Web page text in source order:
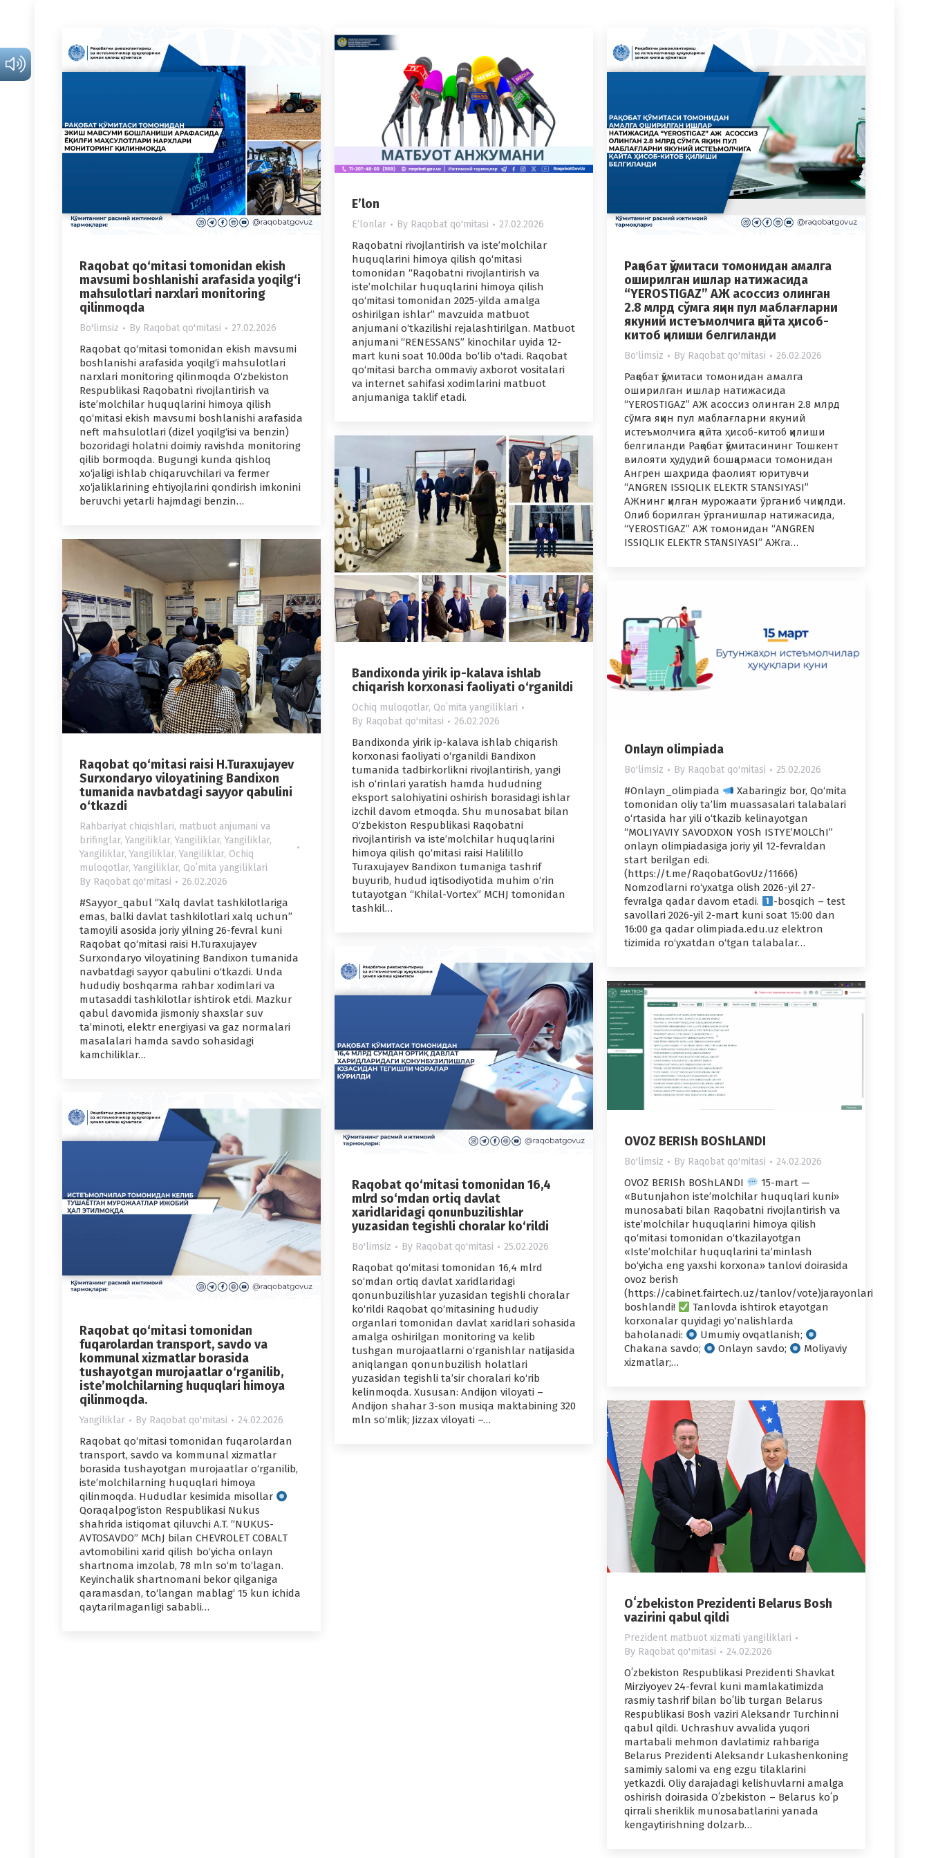
Raqobat qo‘mitasi tomonidan ekish
mavsumi boshlanishi arafasida yoqilg‘i
mahsulotlari narxlari monitoring
qilinmoqda
Bo'limsiz By Raqobat qo'mitasi 27.02.2026
Raqobat qo‘mitasi tomonidan ekish mavsumi
boshlanishi arafasida yoqilg‘i mahsulotlari
narxlari monitoring qilinmoqda O‘zbekiston
Respublikasi Raqobatni rivojlantirish va
iste’molchilar huquqlarini himoya qilish
qo‘mitasi ekish mavsumi boshlanishi arafasida
neft mahsulotlari (dizel yoqilg‘isi va benzin)
bozoridagi holatni doimiy ravishda monitoring
qilib bormoqda. Bugungi kunda qishloq
xo‘jaligi ishlab chiqaruvchilari va fermer
xo‘jaliklarining ehtiyojlarini qondirish imkonini
beruvchi yetarli hajmdagi benzin…
E’lon
Eʼlonlar By Raqobat qo'mitasi 27.02.2026
Raqobatni rivojlantirish va iste’molchilar
huquqlarini himoya qilish qo‘mitasi
tomonidan “Raqobatni rivojlantirish va
iste’molchilar huquqlarini himoya qilish
qo‘mitasi tomonidan 2025-yilda amalga
oshirilgan ishlar” mavzuida matbuot
anjumani o‘tkazilishi rejalashtirilgan. Matbuot
anjumani “RENESSANS” kinochilar uyida 12-
mart kuni soat 10.00da bo‘lib o‘tadi. Raqobat
qo‘mitasi barcha ommaviy axborot vositalari
va internet sahifasi xodimlarini matbuot
anjumaniga taklif etadi.
Рақобат қўмитаси томонидан амалга
оширилган ишлар натижасида
“YEROSTIGAZ” АЖ асоссиз олинган
2.8 млрд сўмга яқин пул маблағларни
якуний истеъмолчига қайта ҳисоб-
китоб қилиши белгиланди
Bo'limsiz By Raqobat qo'mitasi 26.02.2026
Рақобат қўмитаси томонидан амалга
оширилган ишлар натижасида
“YEROSTIGAZ” АЖ асоссиз олинган 2.8 млрд
сўмга яқин пул маблағларни якуний
истеъмолчига қайта ҳисоб-китоб қилиши
белгиланди Рақобат қўмитасининг Тошкент
вилояти ҳудудий бошқармаси томонидан
Ангрен шаҳрида фаолият юритувчи
“ANGREN ISSIQLIK ELEKTR STANSIYASI”
АЖнинг қилган мурожаати ўрганиб чиқилди.
Олиб борилган ўрганишлар натижасида,
“YEROSTIGAZ” АЖ томонидан “ANGREN
ISSIQLIK ELEKTR STANSIYASI” АЖга…
Bandixonda yirik ip-kalava ishlab
chiqarish korxonasi faoliyati o‘rganildi
Ochiq muloqotlar, Qoʻmita yangiliklari
By Raqobat qo'mitasi 26.02.2026
Bandixonda yirik ip-kalava ishlab chiqarish
korxonasi faoliyati o‘rganildi Bandixon
tumanida tadbirkorlikni rivojlantirish, yangi
ish o‘rinlari yaratish hamda hududning
eksport salohiyatini oshirish borasidagi ishlar
izchil davom etmoqda. Shu munosabat bilan
O‘zbekiston Respublikasi Raqobatni
rivojlantirish va iste’molchilar huquqlarini
himoya qilish qo‘mitasi raisi Halilillo
Turaxujayev Bandixon tumaniga tashrif
buyurib, hudud iqtisodiyotida muhim o‘rin
tutayotgan “Khilal-Vortex” MCHJ tomonidan
tashkil…
Raqobat qo‘mitasi raisi H.Turaxujayev
Surxondaryo viloyatining Bandixon
tumanida navbatdagi sayyor qabulini
o‘tkazdi
Rahbariyat chiqishlari, matbuot anjumani va
brifinglar, Yangiliklar, Yangiliklar, Yangiliklar,
Yangiliklar, Yangiliklar, Yangiliklar, Ochiq
muloqotlar, Yangiliklar, Qoʻmita yangiliklari
By Raqobat qo'mitasi 26.02.2026
#Sayyor_qabul “Xalq davlat tashkilotlariga
emas, balki davlat tashkilotlari xalq uchun”
tamoyili asosida joriy yilning 26-fevral kuni
Raqobat qo‘mitasi raisi H.Turaxujayev
Surxondaryo viloyatining Bandixon tumanida
navbatdagi sayyor qabulini o‘tkazdi. Unda
hududiy boshqarma rahbar xodimlari va
mutasaddi tashkilotlar ishtirok etdi. Mazkur
qabul davomida jismoniy shaxslar suv
ta’minoti, elektr energiyasi va gaz normalari
masalalari hamda savdo sohasidagi
kamchiliklar…
Onlayn olimpiada
Bo'limsiz By Raqobat qo'mitasi 25.02.2026
#Onlayn_olimpiada
Xabaringiz bor, Qo‘mita
tomonidan oliy ta’lim muassasalari talabalari
o‘rtasida har yili o‘tkazib kelinayotgan
“MOLIYAVIY SAVODXON YOSh ISTYE’MOLChI”
onlayn olimpiadasiga joriy yil 12-fevraldan
start berilgan edi.
(https://t.me/RaqobatGovUz/11666)
Nomzodlarni ro‘yxatga olish 2026-yil 27-
fevralga qadar davom etadi.
-bosqich – test
savollari 2026-yil 2-mart kuni soat 15:00 dan
16:00 ga qadar olimpiada.edu.uz elektron
tizimida ro‘yxatdan o‘tgan talabalar…
Raqobat qo‘mitasi tomonidan 16,4
mlrd so‘mdan ortiq davlat
xaridlaridagi qonunbuzilishlar
yuzasidan tegishli choralar ko‘rildi
Bo'limsiz By Raqobat qo'mitasi 25.02.2026
Raqobat qo‘mitasi tomonidan 16,4 mlrd
so‘mdan ortiq davlat xaridlaridagi
qonunbuzilishlar yuzasidan tegishli choralar
ko‘rildi Raqobat qo‘mitasining hududiy
organlari tomonidan davlat xaridlari sohasida
amalga oshirilgan monitoring va kelib
tushgan murojaatlarni o‘rganishlar natijasida
aniqlangan qonunbuzilish holatlari
yuzasidan tegishli ta’sir choralari ko‘rib
kelinmoqda. Xususan: Andijon viloyati –
Andijon shahar 3-son musiqa maktabining 320
mln so‘mlik; Jizzax viloyati –…
OVOZ BERISh BOShLANDI
Bo'limsiz By Raqobat qo'mitasi 24.02.2026
OVOZ BERISh BOShLANDI
15-mart —
«Butunjahon iste’molchilar huquqlari kuni»
munosabati bilan Raqobatni rivojlantirish va
iste’molchilar huquqlarini himoya qilish
qo‘mitasi tomonidan o‘tkazilayotgan
«Iste’molchilar huquqlarini ta’minlash
bo‘yicha eng yaxshi korxona» tanlovi doirasida
ovoz berish
(https://cabinet.fairtech.uz/tanlov/vote)jarayonlari
boshlandi!
Tanlovda ishtirok etayotgan
korxonalar quyidagi yo‘nalishlarda
baholanadi:
Umumiy ovqatlanish;
Chakana savdo;
Onlayn savdo;
Moliyaviy
xizmatlar;…
Raqobat qo‘mitasi tomonidan
fuqarolardan transport, savdo va
kommunal xizmatlar borasida
tushayotgan murojaatlar o‘rganilib,
iste’molchilarning huquqlari himoya
qilinmoqda.
Yangiliklar By Raqobat qo'mitasi 24.02.2026
Raqobat qo‘mitasi tomonidan fuqarolardan
transport, savdo va kommunal xizmatlar
borasida tushayotgan murojaatlar o‘rganilib,
iste’molchilarning huquqlari himoya
qilinmoqda. Hududlar kesimida misollar
Qoraqalpog‘iston Respublikasi Nukus
shahrida istiqomat qiluvchi A.T. “NUKUS-
AVTOSAVDO” MChJ bilan CHEVROLET COBALT
avtomobilini xarid qilish bo‘yicha onlayn
shartnoma imzolab, 78 mln so‘m to‘lagan.
Keyinchalik shartnomani bekor qilganiga
qaramasdan, to‘langan mablag‘ 15 kun ichida
qaytarilmaganligi sababli…
Oʻzbekiston Prezidenti Belarus Bosh
vazirini qabul qildi
Prezident matbuot xizmati yangiliklari
By Raqobat qo'mitasi 24.02.2026
Oʻzbekiston Respublikasi Prezidenti Shavkat
Mirziyoyev 24-fevral kuni mamlakatimizda
rasmiy tashrif bilan boʻlib turgan Belarus
Respublikasi Bosh vaziri Aleksandr Turchinni
qabul qildi. Uchrashuv avvalida yuqori
martabali mehmon davlatimiz rahbariga
Belarus Prezidenti Aleksandr Lukashenkoning
samimiy salomi va eng ezgu tilaklarini
yetkazdi. Oliy darajadagi kelishuvlarni amalga
oshirish doirasida Oʻzbekiston – Belarus koʻp
qirrali sheriklik munosabatlarini yanada
kengaytirishning dolzarb…